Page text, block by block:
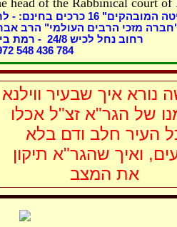
head of the Rabbinical court
המובהקים" כרכים בחינם: -
מזכי הרבים העולמי" הרב
רחוב נחל לכיש 24/ 8
- רמת
548 436 784
נורא איך שבעיר ווילנא
של הגר"א זצ"ל אכלו
העיר חלב ודם בלא
ואיך שהגר"א תיקון
את המצב